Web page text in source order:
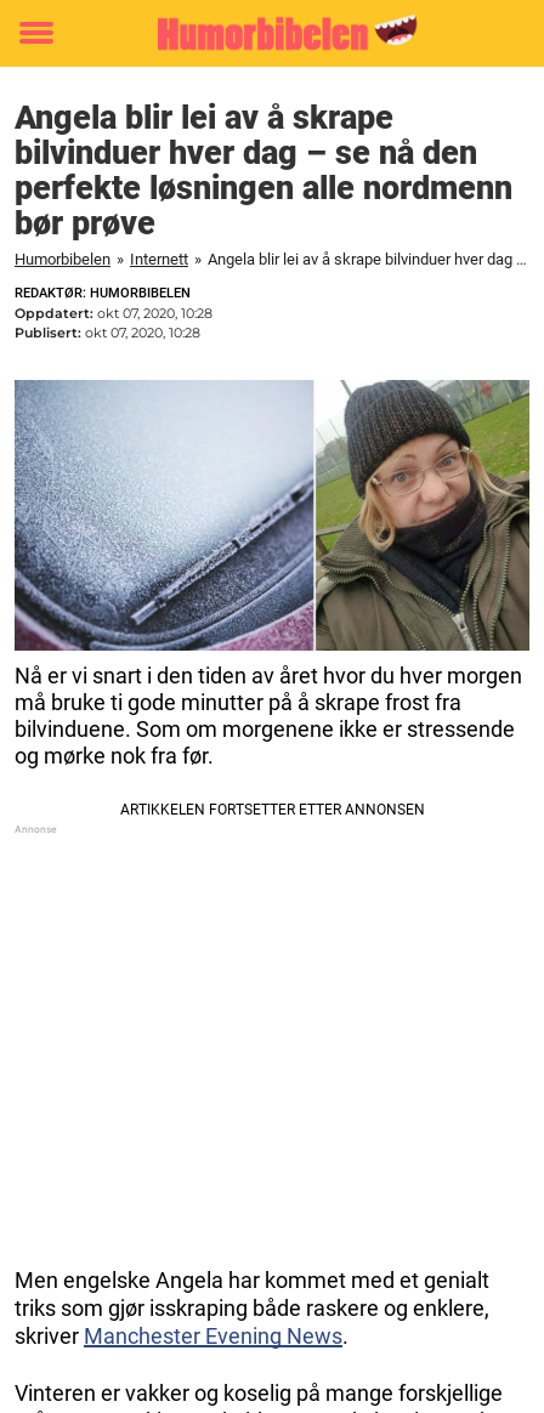
Toggle
Angela blir lei av å skrape
bilvinduer hver dag – se nå den
perfekte løsningen alle nordmenn
bør prøve
Humorbibelen » Internett » Angela blir lei av å skrape bilvinduer hver dag - se nå den perfekte løsningen alle nordmenn bør prøve
REDAKTØR: HUMORBIBELEN
Oppdatert: okt 07, 2020, 10:28
Publisert: okt 07, 2020, 10:28
Nå er vi snart i den tiden av året hvor du hver morgen
må bruke ti gode minutter på å skrape frost fra
bilvinduene. Som om morgenene ikke er stressende
og mørke nok fra før.
Men engelske Angela har kommet med et genialt
triks som gjør isskraping både raskere og enklere,
skriver Manchester Evening News.
Vinteren er vakker og koselig på mange forskjellige